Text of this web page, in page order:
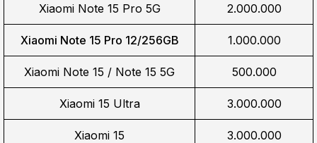
Xiaomi Note 15 Pro 5G 2.000.000
Xiaomi Note 15 Pro 12/256GB 1.000.000
Xiaomi Note 15 / Note 15 5G 500.000
Xiaomi 15 Ultra 3.000.000
Xiaomi 15 3.000.000